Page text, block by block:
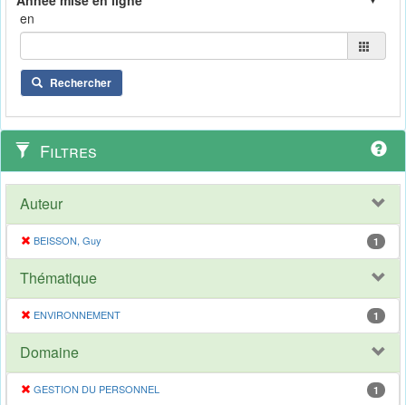
en
Rechercher
Filtres
Auteur
BEISSON, Guy 1
Thématique
ENVIRONNEMENT 1
Domaine
GESTION DU PERSONNEL 1